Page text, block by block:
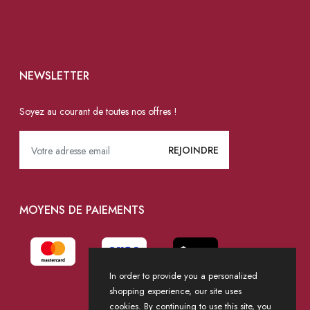
NEWSLETTER
Soyez au courant de toutes nos offres !
MOYENS DE PAIEMENTS
In order to provide you a personalized
shopping experience, our site uses
cookies. By continuing to use this site, you